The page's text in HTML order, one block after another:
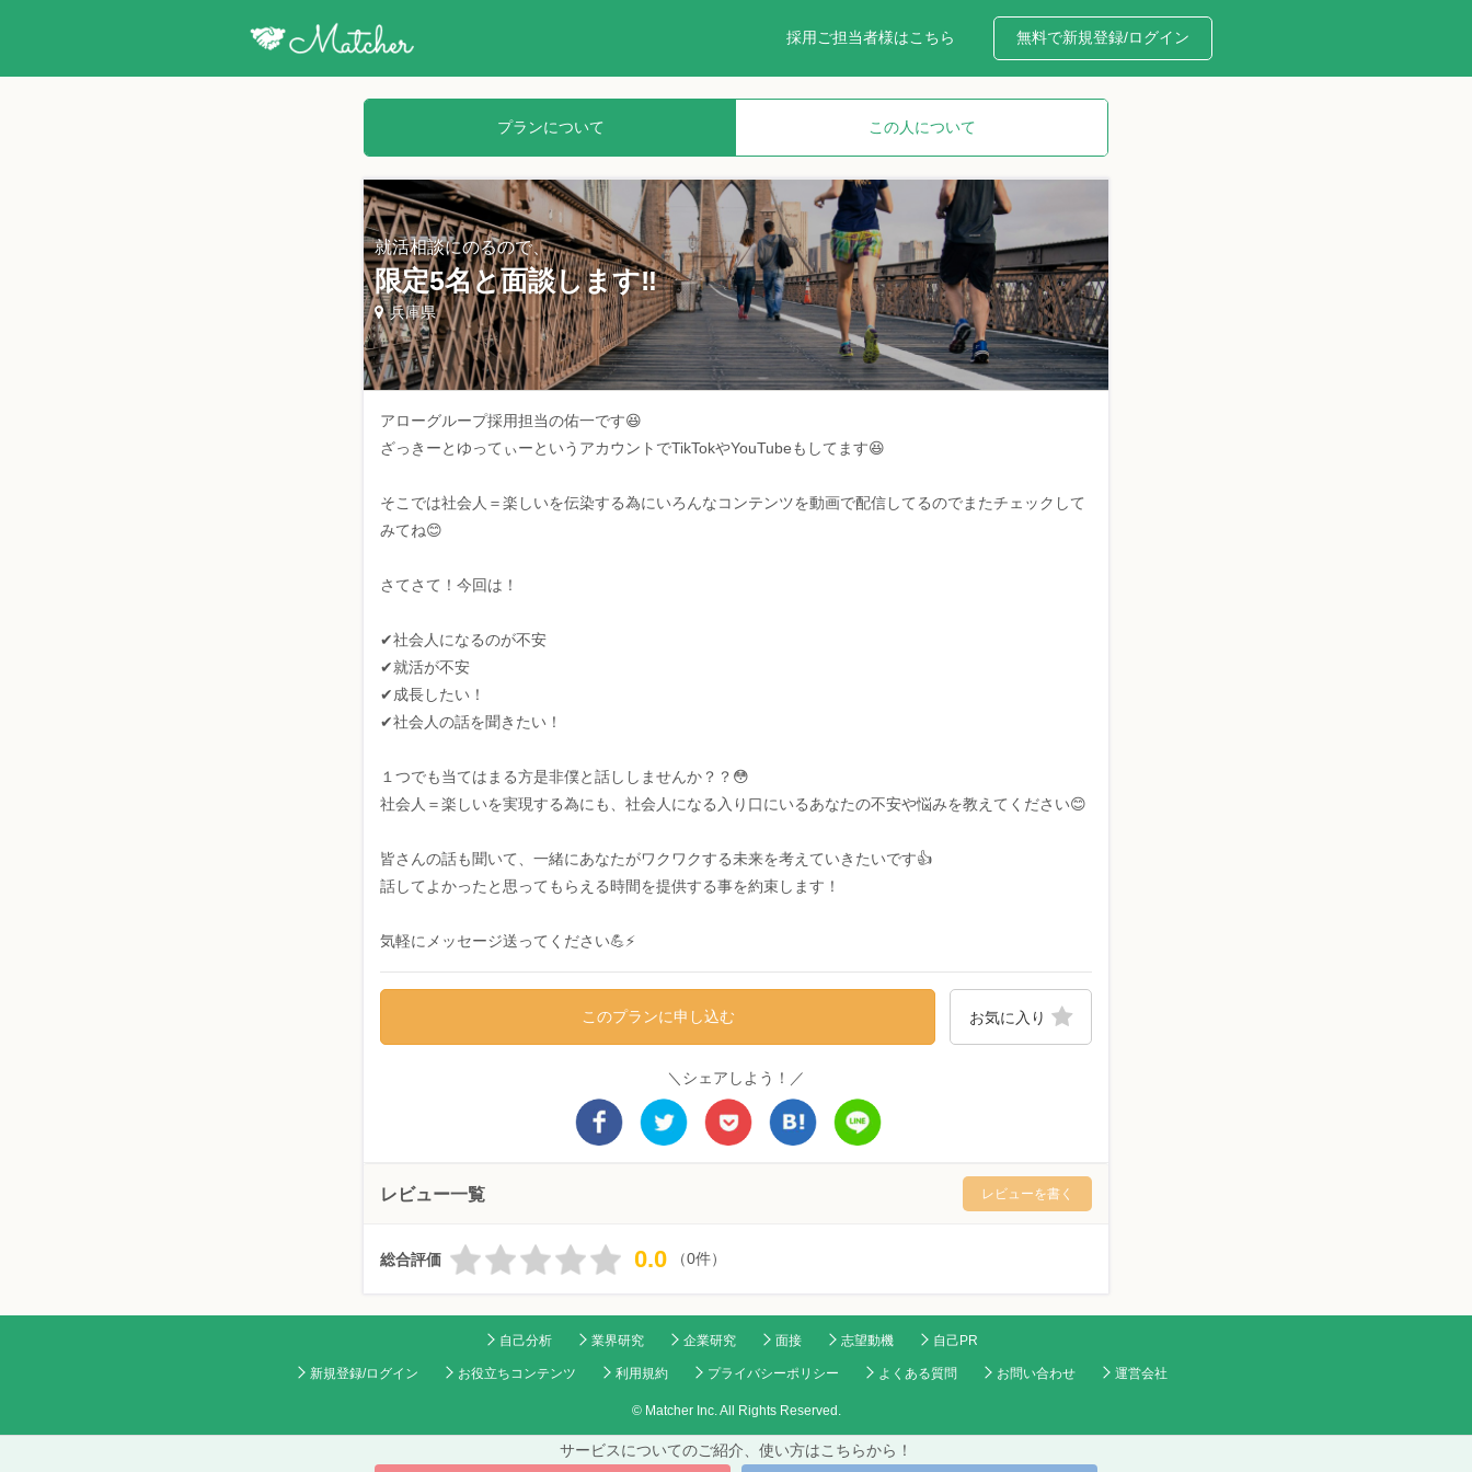
無料で新規登録/ログイン
採用ご担当者様はこちら
プランについて この人について
就活相談にのるので、
限定5名と面談します‼️
兵庫県
アローグループ採用担当の佑一です😆
ざっきーとゆってぃーというアカウントでTikTokやYouTubeもしてます😆
そこでは社会人＝楽しいを伝染する為にいろんなコンテンツを動画で配信してるのでまたチェックして
みてね😊
さてさて！今回は！
✔︎社会人になるのが不安
✔︎就活が不安
✔︎成長したい！
✔︎社会人の話を聞きたい！
１つでも当てはまる方是非僕と話ししませんか？？😳
社会人＝楽しいを実現する為にも、社会人になる入り口にいるあなたの不安や悩みを教えてください😊
皆さんの話も聞いて、一緒にあなたがワクワクする未来を考えていきたいです👍
話してよかったと思ってもらえる時間を提供する事を約束します！
気軽にメッセージ送ってください💪⚡
このプランに申し込む お気に入り
＼シェアしよう！／
レビュー一覧 レビューを書く
総合評価 0.0 （0件）
サービスについてのご紹介、使い方はこちらから！
自己分析 業界研究 企業研究 面接 志望動機 自己PR
新規登録/ログイン お役立ちコンテンツ 利用規約 プライバシーポリシー よくある質問 お問い合わせ 運営会社
© Matcher Inc. All Rights Reserved.